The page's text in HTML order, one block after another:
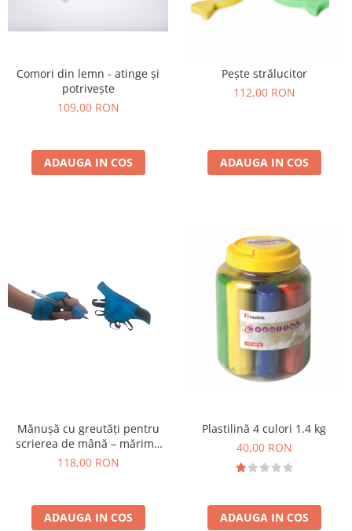
Comori din lemn - atinge și
potrivește
109,00 RON
ADAUGA IN COS
Pește strălucitor
112,00 RON
ADAUGA IN COS
Mănușă cu greutăți pentru
scrierea de mână – mărime
mică
118,00 RON
ADAUGA IN COS
Plastilină 4 culori 1.4 kg
40,00 RON
ADAUGA IN COS